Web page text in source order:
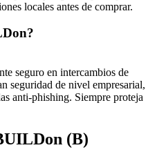
locales antes de comprar.
seguro en intercambios de
seguridad de nivel empresarial,
anti-phishing. Siempre proteja
(B)